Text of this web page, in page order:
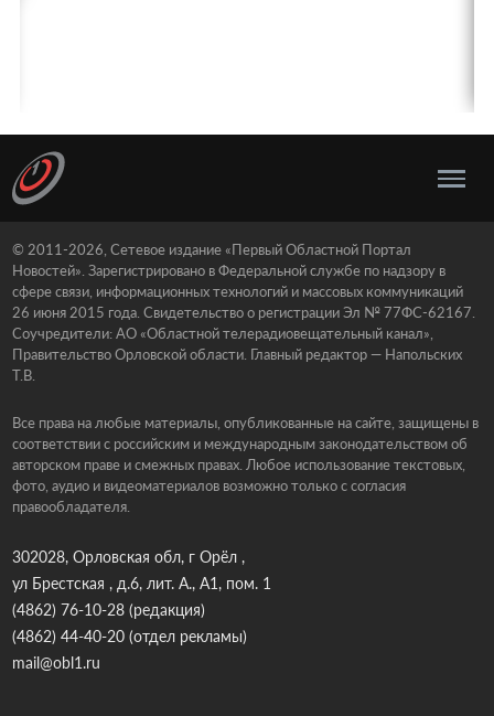
© 2011-2026, Сетевое издание «Первый Областной Портал
Новостей». Зарегистрировано в Федеральной службе по надзору в
сфере связи, информационных технологий и массовых коммуникаций
26 июня 2015 года. Свидетельство о регистрации Эл № 77ФС-62167.
Соучредители: АО «Областной телерадиовещательный канал»,
Правительство Орловской области. Главный редактор — Напольских
Т.В.
Все права на любые материалы, опубликованные на сайте, защищены в
соответствии с российским и международным законодательством об
авторском праве и смежных правах. Любое использование текстовых,
фото, аудио и видеоматериалов возможно только с согласия
правообладателя.
302028, Орловская обл, г Орёл ,
ул Брестская , д.6, лит. А., А1, пом. 1
(4862) 76-10-28(редакция)
(4862) 44-40-20(отдел рекламы)
mail@obl1.ru